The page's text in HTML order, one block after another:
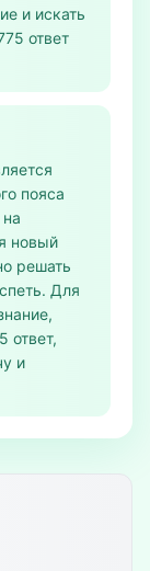
и искать
ответ
пояса
новый
решать
Для
ответ,
и